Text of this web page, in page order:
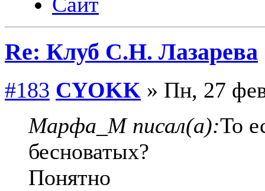
Re: Клуб С.Н. Лазарева
#183 CYOKK » Пн, 27
Марфа_М писал(а):То
бесноватых?
Понятно